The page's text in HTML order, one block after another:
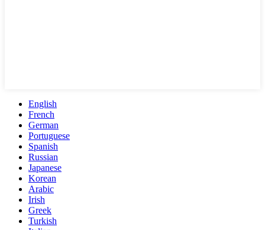
English
French
German
Portuguese
Spanish
Russian
Japanese
Korean
Arabic
Irish
Greek
Turkish